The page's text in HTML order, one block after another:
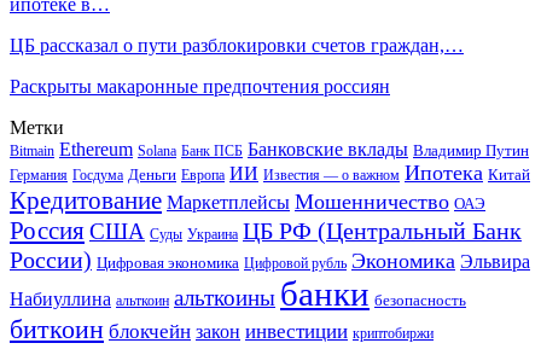
ЦБ рассказал о пути разблокировки счетов граждан,…
Раскрыты макаронные предпочтения россиян
Метки
Bitmain Ethereum Solana Банк ПСБ Банковские вклады Владимир Путин
Германия Госдума Деньги Европа ИИ Известия — о важном Ипотека Китай
Кредитование Маркетплейсы Мошенничество ОАЭ
РоссияСША Суды Украина ЦБ РФ (Центральный Банк
России) Цифровая экономика Цифровой рубль Экономика Эльвира
Набиуллина альткоин альткоины банки безопасность
биткоин блокчейн закон инвестиции криптобиржи